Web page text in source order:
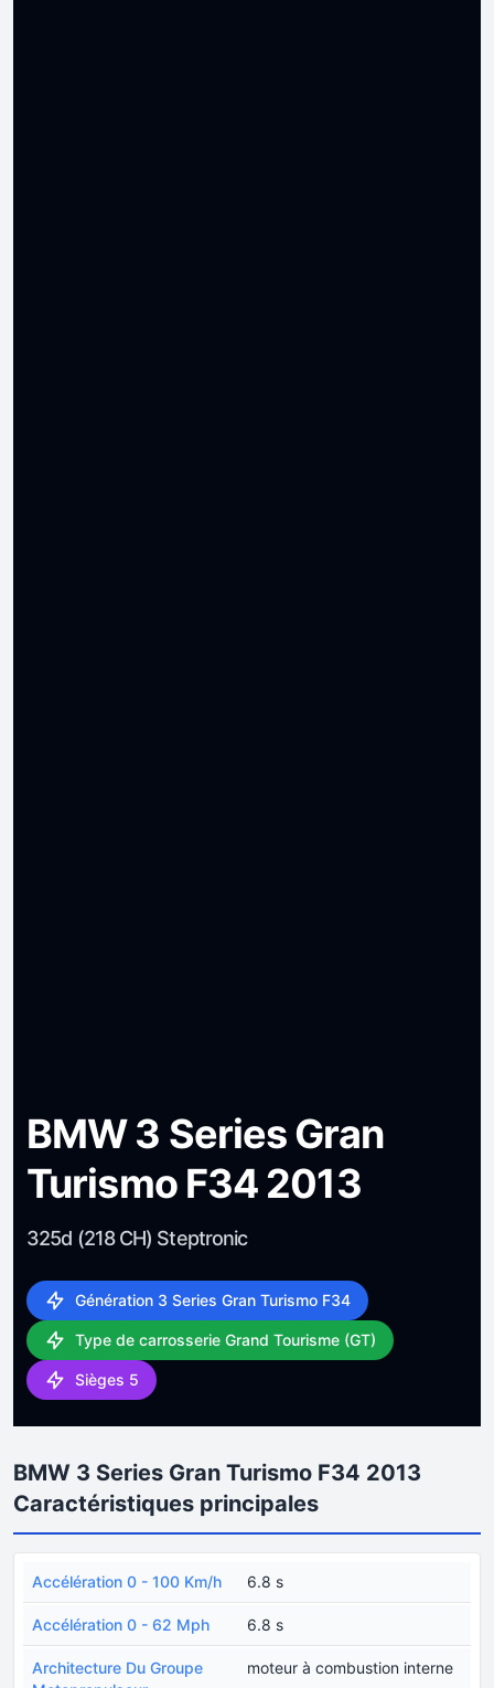
BMW 3 Series Gran
Turismo F34 2013
325d (218 CH) Steptronic
Génération 3 Series Gran Turismo F34
Type de carrosserie Grand Tourisme (GT)
Sièges 5
BMW 3 Series Gran Turismo F34 2013
Caractéristiques principales
Accélération 0 - 100 Km/h 6.8 s
Accélération 0 - 62 Mph 6.8 s
Architecture Du Groupe
moteur à combustion interne